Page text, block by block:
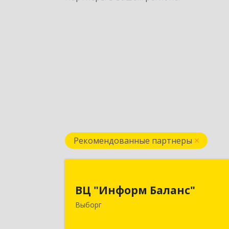
Рекомендованные партнеры
ВЦ "Информ Баланс"
Выборг
188800, Ленинградская обл,
Выборгский р-н, Выборг г, Каменный